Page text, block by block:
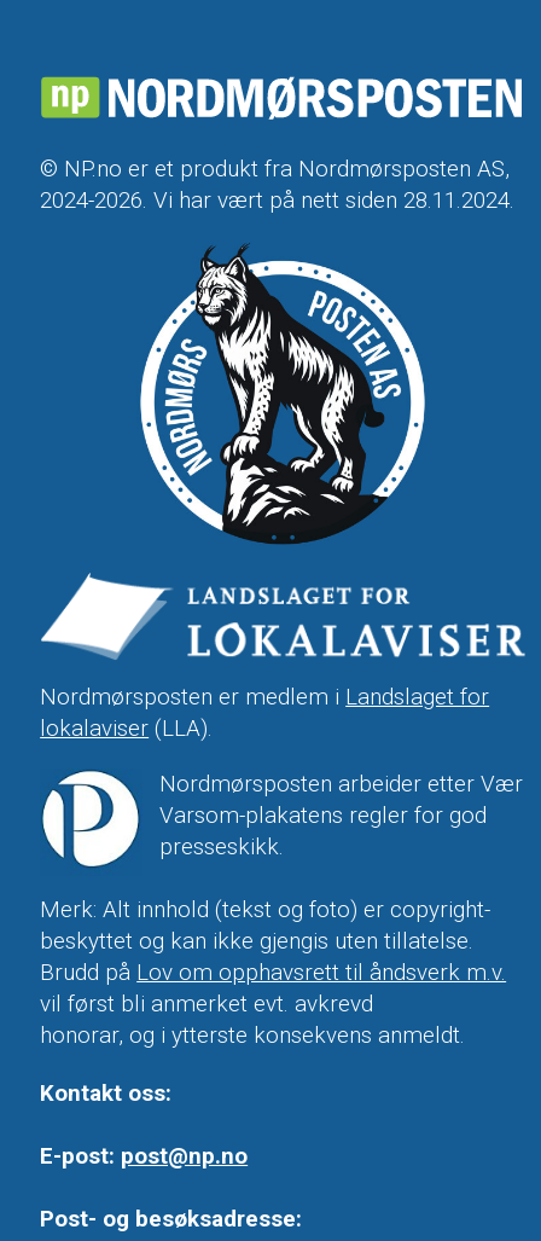
© NP.no er et produkt fra Nordmørsposten AS,
2024-2026. Vi har vært på nett siden 28.11.2024.
Nordmørsposten er medlem i Landslaget for
lokalaviser (LLA).
Nordmørsposten arbeider etter Vær
Varsom-plakatens regler for god
presseskikk.
Merk: Alt innhold (tekst og foto) er copyright-
beskyttet og kan ikke gjengis uten tillatelse.
Brudd på Lov om opphavsrett til åndsverk m.v.
vil først bli anmerket evt. avkrevd
honorar, og i ytterste konsekvens anmeldt.
Kontakt oss:
E-post: post@np.no
Post- og besøksadresse: